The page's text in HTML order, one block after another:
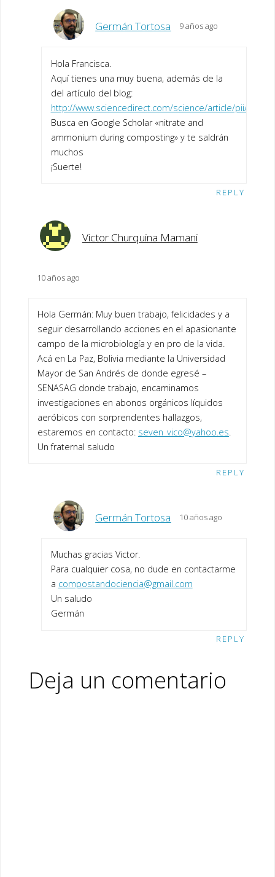
Germán Tortosa 9 años ago
Hola Francisca.
Aquí tienes una muy buena, además de la
del artículo del blog:
http://www.sciencedirect.com/science/article/pii/
Busca en Google Scholar «nitrate and
ammonium during composting» y te saldrán
muchos
¡Suerte!
REPLY
Victor Churquina Mamani
10 años ago
Hola Germán: Muy buen trabajo, felicidades y a
seguir desarrollando acciones en el apasionante
campo de la microbiología y en pro de la vida.
Acá en La Paz, Bolivia mediante la Universidad
Mayor de San Andrés de donde egresé –
SENASAG donde trabajo, encaminamos
investigaciones en abonos orgánicos líquidos
aeróbicos con sorprendentes hallazgos,
estaremos en contacto: seven_vico@yahoo.es.
Un fraternal saludo
REPLY
Germán Tortosa 10 años ago
Muchas gracias Victor.
Para cualquier cosa, no dude en contactarme
a compostandociencia@gmail.com
Un saludo
Germán
REPLY
Deja un comentario